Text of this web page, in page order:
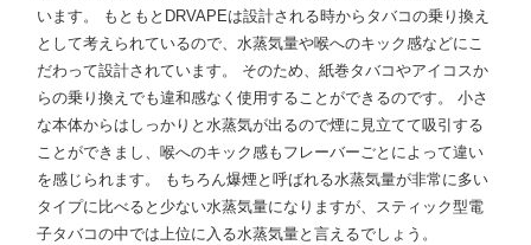
います。 もともとDRVAPEは設計される時からタバコの乗り換え
として考えられているので、水蒸気量や喉へのキック感などにこ
だわって設計されています。 そのため、紙巻タバコやアイコスか
らの乗り換えでも違和感なく使用することができるのです。 小さ
な本体からはしっかりと水蒸気が出るので煙に見立てて吸引する
ことができまし、喉へのキック感もフレーバーごとによって違い
を感じられます。 もちろん爆煙と呼ばれる水蒸気量が非常に多い
タイプに比べると少ない水蒸気量になりますが、スティック型電
子タバコの中では上位に入る水蒸気量と言えるでしょう。